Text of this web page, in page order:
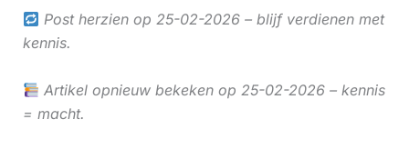
Post herzien op 25-02-2026 – blijf verdienen met
kennis.
Artikel opnieuw bekeken op 25-02-2026 – kennis
= macht.